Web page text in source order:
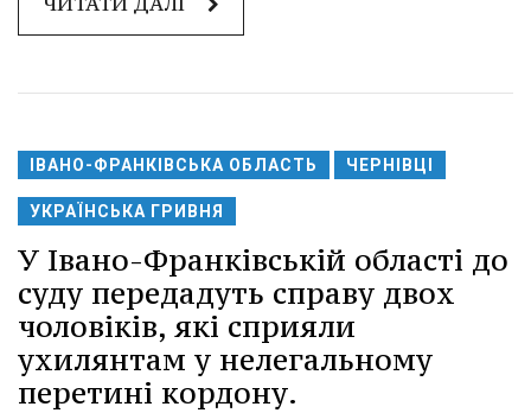
ІВАНО-ФРАНКІВСЬКА ОБЛАСТЬ ЧЕРНІВЦІ
УКРАЇНСЬКА ГРИВНЯ
У Івано-Франківській області до
суду передадуть справу двох
чоловіків, які сприяли
ухилянтам у нелегальному
перетині кордону.